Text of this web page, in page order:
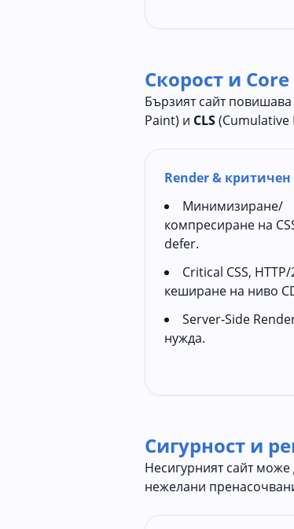
Скорост и
Бързият сайт
Paint) и CLS(Cumulative
Render & критичен
Минимизиране/
компресиране на
defer.
Critical CSS,
кеширане на ниво
Server‑Side
нужда.
Сигурност и
Несигурният сайт
нежелани